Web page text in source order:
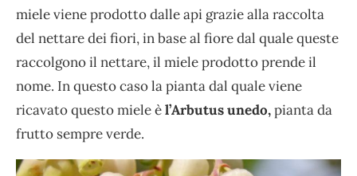
miele viene prodotto dalle api grazie alla raccolta
del nettare dei fiori, in base al fiore dal quale queste
raccolgono il nettare, il miele prodotto prende il
nome. In questo caso la pianta dal quale viene
ricavato questo miele èl’Arbutus unedo,pianta da
frutto sempre verde.